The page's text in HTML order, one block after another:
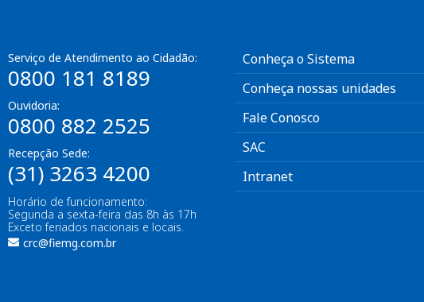
Serviço de Atendimento ao Cidadão:
0800 181 8189
Ouvidoria:
0800 882 2525
Recepção Sede:
(31) 3263 4200
Horário de funcionamento:
Segunda a sexta-feira das 8h às 17h
Exceto feriados nacionais e locais.
crc@fiemg.com.br
Conheça o Sistema
Conheça nossas unidades
Fale Conosco
SAC
Intranet